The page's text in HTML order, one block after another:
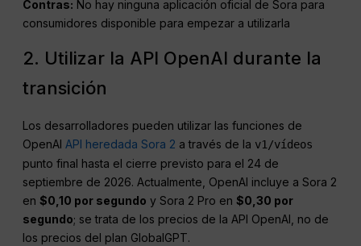
Contras: No hay ninguna aplicación oficial de Sora para
consumidores disponible para empezar a utilizarla
2. Utilizar la API OpenAI durante la
transición
Los desarrolladores pueden utilizar las funciones de
OpenAIAPI heredada Sora 2 a través de la v1/vídeos
punto final hasta el cierre previsto para el 24 de
septiembre de 2026. Actualmente, OpenAI incluye a Sora 2
en$0,10 por segundo y Sora 2 Pro en$0,30 por
segundo; se trata de los precios de la API OpenAI, no de
los precios del plan GlobalGPT.